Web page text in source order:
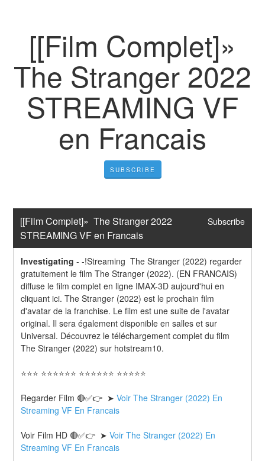
[[Film Complet]»
The Stranger 2022
STREAMING VF
en Francais
SUBSCRIBE
[[Film Complet]»  The Stranger 2022
STREAMING VF en Francais
Subscribe
Investigating --!Streaming  The Stranger (2022) regarder
gratuitement le film The Stranger (2022). (EN FRANCAIS)
diffuse le film complet en ligne IMAX-3D aujourd'hui en
cliquant ici. The Stranger (2022) est le prochain film
d'avatar de la franchise. Le film est une suite de l'avatar
original. Il sera également disponible en salles et sur
Universal. Découvrez le téléchargement complet du film
The Stranger (2022) sur hotstream10.
⭐⭐⭐ ⭐⭐⭐⭐⭐⭐ ⭐⭐⭐⭐⭐⭐ ⭐⭐⭐⭐⭐
Regarder Film 🔴✅👉  ➤ Voir The Stranger (2022) En
Streaming VF En Francais
Voir Film HD 🔴✅👉  ➤ Voir The Stranger (2022) En
Streaming VF En Francais